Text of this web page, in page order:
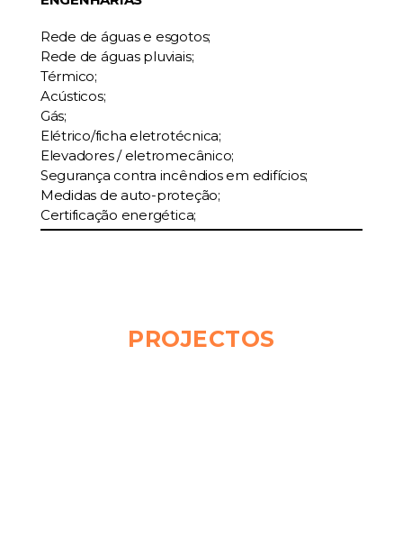
Rede de águas e esgotos;
Rede de águas pluviais;
Térmico;
Acústicos;
Gás;
Elétrico/ficha eletrotécnica;
Elevadores / eletromecânico;
Segurança contra incêndios em edifícios;
Medidas de auto-proteção;
Certificação energética;
PROJECTOS